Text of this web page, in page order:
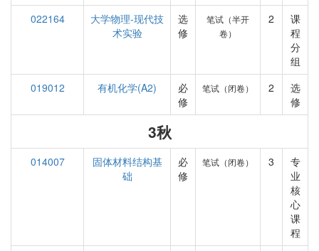
022164
大学物理-现代技
术实验
选
修
笔试（半开
卷）
2
课
程
分
组
019012
有机化学(A2)
必
修
笔试（闭卷） 2
选
修
3秋
014007
固体材料结构基
础
必
修
笔试（闭卷） 3
专
业
核
心
课
程